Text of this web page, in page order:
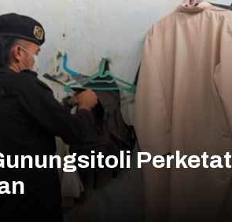
Perketat